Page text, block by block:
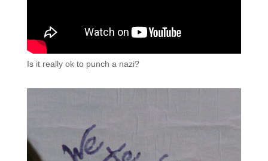
Is it really ok to punch a nazi?